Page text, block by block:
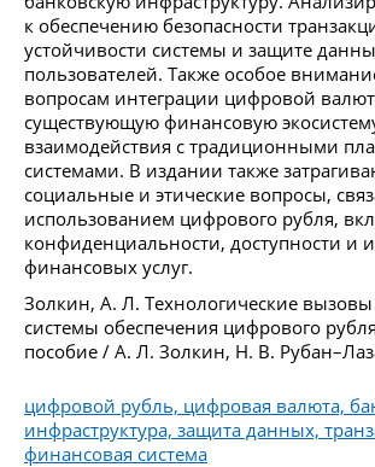
к обеспечению безопасности
устойчивости системы и защите
пользователей. Также особое
вопросам интеграции цифровой
существующую финансовую
взаимодействия с традиционными
системами. В издании также
социальные и этические вопросы,
использованием цифрового рубля,
конфиденциальности, доступности и
финансовых услуг.
Золкин, А. Л. Технологические вызовы
системы обеспечения цифрового
пособие / А. Л. Золкин, Н. В.
цифровой рубль, цифровая валюта,
инфраструктура, защита данных,
финансовая система